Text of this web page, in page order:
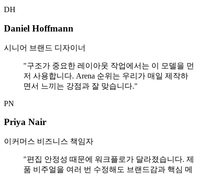
DH
Daniel Hoffmann
시니어 브랜드 디자이너
"구조가 중요한 레이아웃 작업에서는 이 모델을 먼
저 사용합니다. Arena 순위는 우리가 매일 제작하
면서 느끼는 강점과 잘 맞습니다."
PN
Priya Nair
이커머스 비즈니스 책임자
"편집 안정성 때문에 워크플로가 달라졌습니다. 제
품 비주얼을 여러 번 수정해도 브랜드감과 핵심 메